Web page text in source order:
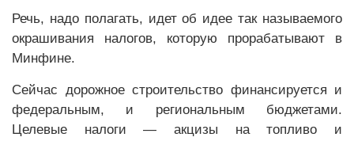
Речь, надо полагать, идет об идее так называемого
окрашивания налогов, которую прорабатывают в
Минфине.
Сейчас дорожное строительство финансируется и
федеральным, и региональным бюджетами.
Целевые налоги — акцизы на топливо и